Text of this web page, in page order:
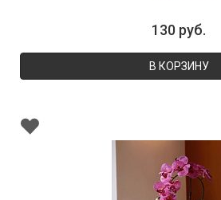
130 руб.
В КОРЗИНУ